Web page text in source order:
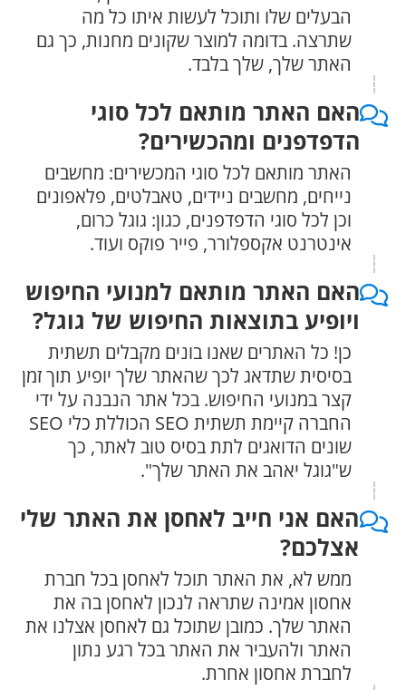
הבעלים שלו ותוכל לעשות איתו כל מה
שתרצה. בדומה למוצר שקונים מחנות, כך גם
האתר שלך, שלך בלבד.
האם האתר מותאם לכל סוגי
הדפדפנים ומהכשירים?
האתר מותאם לכל סוגי המכשירים: מחשבים
נייחים, מחשבים ניידים, טאבלטים, פלאפונים
וכן לכל סוגי הדפדפנים, כגון: גוגל כרום,
אינטרנט אקספלורר, פייר פוקס ועוד.
האם האתר מותאם למנועי החיפוש
ויופיע בתוצאות החיפוש של גוגל?
כן! כל האתרים שאנו בונים מקבלים תשתית
בסיסית שתדאג לכך שהאתר שלך יופיע תוך זמן
קצר במנועי החיפוש. בכל אתר הנבנה על ידי
החברה קיימת תשתית SEO הכוללת כלי SEO
שונים הדואגים לתת בסיס טוב לאתר, כך
ש"גוגל יאהב את האתר שלך".
האם אני חייב לאחסן את האתר שלי
אצלכם?
ממש לא, את האתר תוכל לאחסן בכל חברת
אחסון אמינה שתראה לנכון לאחסן בה את
האתר שלך. כמובן שתוכל גם לאחסן אצלנו את
האתר ולהעביר את האתר בכל רגע נתון
לחברת אחסון אחרת.